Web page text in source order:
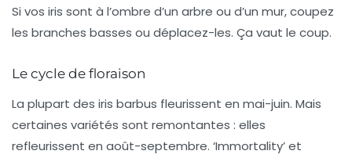
Si vos iris sont à l’ombre d’un arbre ou d’un mur, coupez
les branches basses ou déplacez-les. Ça vaut le coup.
Le cycle de floraison
La plupart des iris barbus fleurissent en mai-juin. Mais
certaines variétés sont remontantes : elles
refleurissent en août-septembre. ‘Immortality’ et